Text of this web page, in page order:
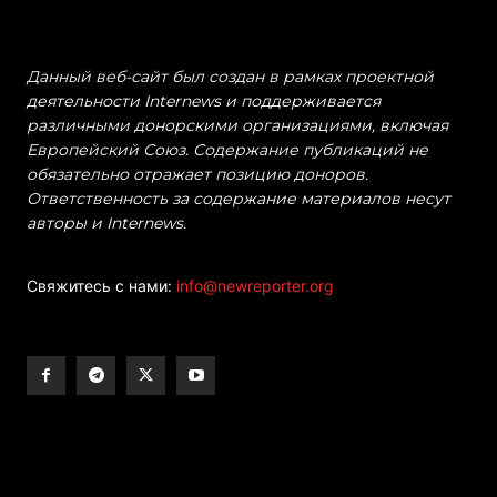
Данный веб-сайт был создан в рамках проектной
деятельности Internews и поддерживается
различными донорскими организациями, включая
Европейский Союз. Содержание публикаций не
обязательно отражает позицию доноров.
Ответственность за содержание материалов несут
авторы и Internews.
Свяжитесь с нами: info@newreporter.org